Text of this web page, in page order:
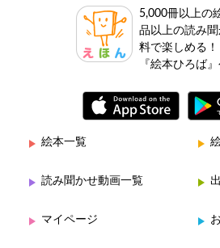
5,000冊以上の
品以上の読み
料で楽しめる！
『絵本ひろば
絵本一覧
読み聞かせ動画一覧
マイページ